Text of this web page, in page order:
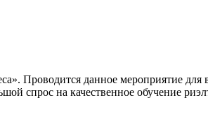
Проводится данное мероприятие для
спрос на качественное обучение